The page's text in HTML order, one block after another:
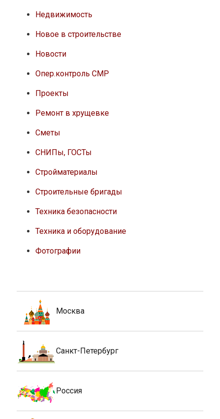
Недвижимость
Новое в строительстве
Новости
Опер.контроль СМР
Проекты
Ремонт в хрущевке
Сметы
СНИПы, ГОСТы
Стройматериалы
Строительные бригады
Техника безопасности
Техника и оборудование
Фотографии
Москва
Санкт-Петербург
Россия